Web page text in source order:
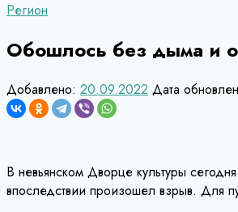
Регион
Обошлось без дыма и
Добавлено: 20.09.2022 Дата
В невьянском Дворце культуры
впоследствии произошел взрыв. Для